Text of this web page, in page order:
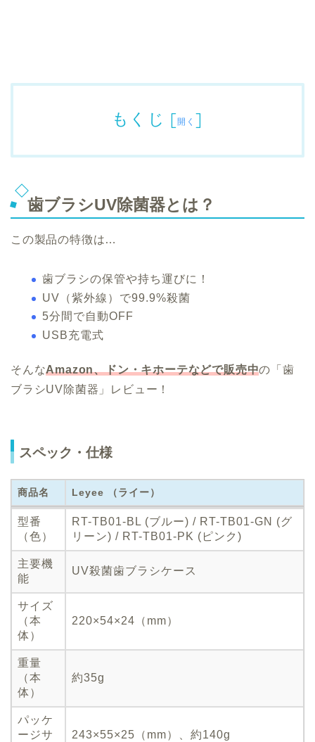
もくじ [開く ]
歯ブラシUV除菌器とは？
この製品の特徴は…
歯ブラシの保管や持ち運びに！
UV（紫外線）で99.9%殺菌
5分間で自動OFF
USB充電式
そんなAmazon、ドン・キホーテなどで販売中の「歯
ブラシUV除菌器」レビュー！
スペック・仕様
商品名
Leyee （ライー）
商品名
Leyee （ライー）
型番
（色）
RT-TB01-BL (ブルー) / RT-TB01-GN (グ
リーン) / RT-TB01-PK (ピンク)
主要機
能
UV殺菌歯ブラシケース
サイズ
（本
体）
220×54×24（mm）
重量
（本
体）
約35g
パッケ
ージサ
243×55×25（mm）、約140g